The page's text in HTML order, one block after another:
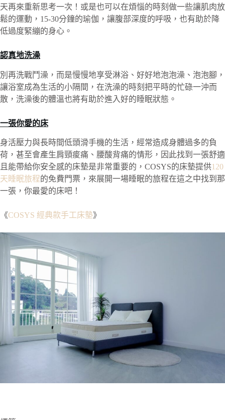
天再來重新思考一次！或是也可以在煩惱的時刻做一些讓肌肉放
鬆的運動，15-30分鐘的瑜伽，讓腹部深度的呼吸，也有助於降
低過度緊繃的身心。
認真地洗澡
別再洗戰鬥澡，而是慢慢地享受淋浴、好好地泡泡澡、泡泡腳，
讓浴室成為生活的小隔間，在洗澡的時刻把平時的忙碌一沖而
散，洗澡後的體溫也將有助於進入好的睡眠狀態。
一張你愛的床
身活壓力與長時間低頭滑手機的生活，經常造成身體過多的負
荷，甚至會產生肩頸痠痛、腰酸背痛的情形，因此找到一張舒適
且能帶給你安全感的床墊是非常重要的，COSYS的床墊提供120
天睡眠旅程的免費門票，來展開一場睡眠的旅程在這之中找到那
一張，你最愛的床吧！
《COSYS 經典款手工床墊》